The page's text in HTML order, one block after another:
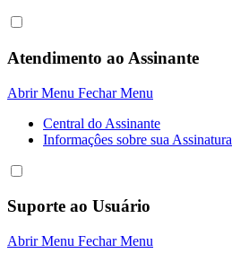
Atendimento ao Assinante
Abrir Menu Fechar Menu
Central do Assinante
Informaçôes sobre sua Assinatura
Suporte ao Usuário
Abrir Menu Fechar Menu